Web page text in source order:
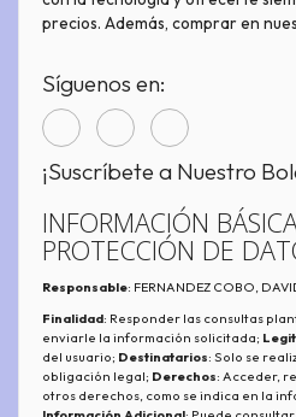
precios. Además, comprar en
Síguenos en:
¡Suscríbete a Nuestro
INFORMACIÓN
PROTECCIÓN DE
Responsable: FERNANDEZ COBO,
Finalidad: Responder las consultas
enviarle la información solicitada;
del usuario; Destinatarios: Solo se
obligación legal; Derechos: Acceder,
otros derechos, como se indica en la